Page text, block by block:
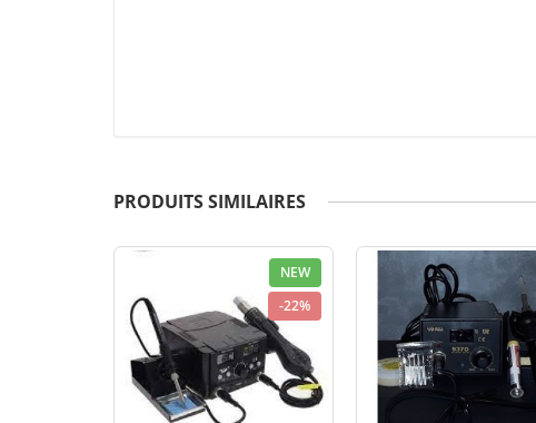
PRODUITS SIMILAIRES
NEW
-22%